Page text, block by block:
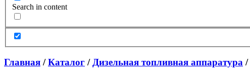
Search in content
Главная /Каталог / Дизельная топливная аппаратура /